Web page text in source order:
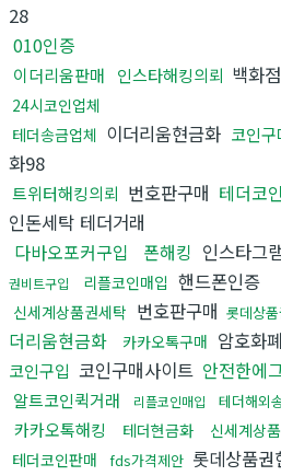
28
010인증
이더리움판매 인스타해킹의뢰 백화
24시코인업체
테더송금업체 이더리움현금화 코인
화98
트위터해킹의뢰 번호판구매 테더코
인돈세탁 테더거래
다바오포커구입
폰해킹 인스타그
권비트구입
리플코인매입 핸드폰인증
신세계상품권세탁 번호판구매 롯데상
더리움현금화
카카오톡구매 암호화
코인구입 코인구매사이트 안전한에
알트코인퀵거래 리플코인매입 테더해외
카카오톡해킹 테더현금화
신세계상
테더코인판매
fds가격제안 롯데상품